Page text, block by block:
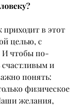
в этот
целью, с
И чтобы по-
и
понять:
физическое
желания,